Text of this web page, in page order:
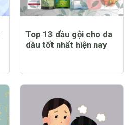
Top 13 dầu gội cho da
dầu tốt nhất hiện nay